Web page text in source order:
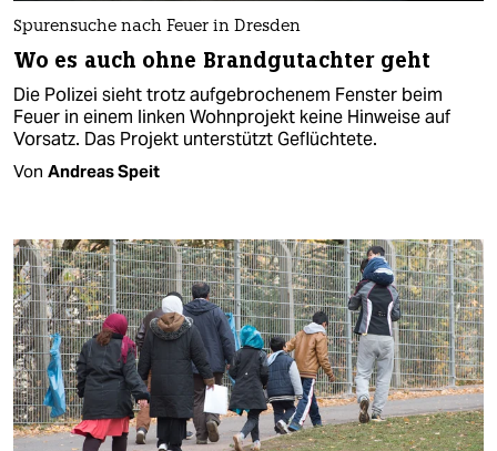
Spurensuche nach Feuer in Dresden
Wo es auch ohne Brandgutachter geht
Die Polizei sieht trotz aufgebrochenem Fenster beim
Feuer in einem linken Wohnprojekt keine Hinweise auf
Vorsatz. Das Projekt unterstützt Geflüchtete.
Von Andreas Speit